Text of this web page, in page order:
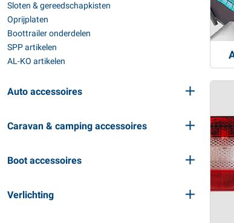
Sloten & gereedschapkisten
Oprijplaten
Boottrailer onderdelen
SPP artikelen
AL-KO artikelen
Auto accessoires
Caravan & camping accessoires
Boot accessoires
Verlichting